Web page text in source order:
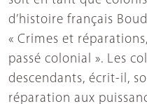
d’histoire français
« Crimes et
passé colonial ». Les
descendants, écrit-il,
réparation aux